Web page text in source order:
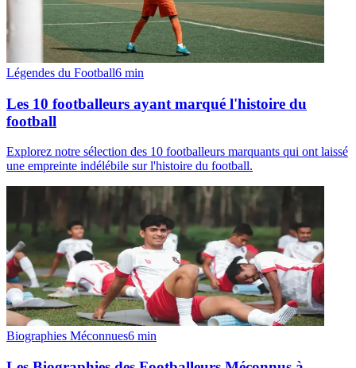
Légendes du Football6 min
Les 10 footballeurs ayant marqué l'histoire du
football
Explorez notre sélection des 10 footballeurs marquants qui ont laissé
une empreinte indélébile sur l'histoire du football.
Biographies Méconnues6 min